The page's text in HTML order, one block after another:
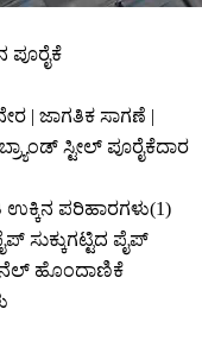
ಪೂರೈಕೆ
| ಜಾಗತಿಕ ಸಾಗಣೆ |
ಸ್ಟೀಲ್ ಪೂರೈಕೆದಾರ
ಸುಕ್ಕುಗಟ್ಟಿದ ಪೈಪ್
ಹೊಂದಾಣಿಕೆ